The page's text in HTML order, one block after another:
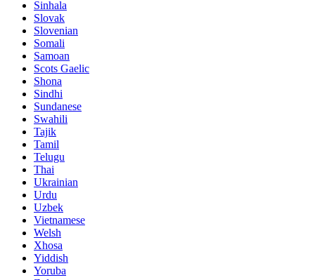
Sinhala
Slovak
Slovenian
Somali
Samoan
Scots Gaelic
Shona
Sindhi
Sundanese
Swahili
Tajik
Tamil
Telugu
Thai
Ukrainian
Urdu
Uzbek
Vietnamese
Welsh
Xhosa
Yiddish
Yoruba